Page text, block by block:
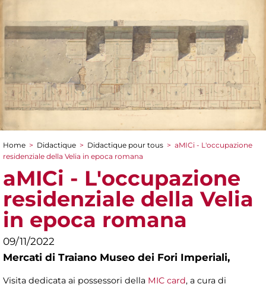
You are here
Home > Didactique > Didactique pour tous > aMICi - L'occupazione
residenziale della Velia in epoca romana
aMICi - L'occupazione
residenziale della Velia
in epoca romana
09/11/2022
Mercati di Traiano Museo dei Fori Imperiali,
Visita dedicata ai possessori della MIC card, a cura di